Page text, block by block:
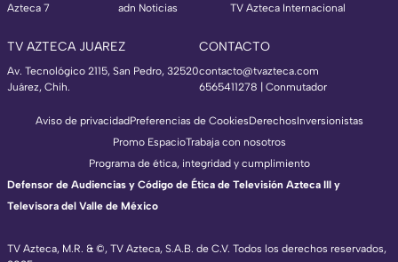
Azteca 7
adn Noticias
TV Azteca Internacional
TV AZTECA JUAREZ
Av. Tecnológico 2115, San Pedro, 32520
Juárez, Chih.
CONTACTO
contacto@tvazteca.com
6565411278 | Conmutador
TV Azteca, M.R. & ©, TV Azteca, S.A.B. de C.V. Todos los derechos reservados,
Aviso de privacidadPreferencias de CookiesDerechosInversionistas
Promo EspacioTrabaja con nosotros
Programa de ética, integridad y cumplimiento
Defensor de Audiencias y Código de Ética de Televisión Azteca III y
Televisora del Valle de México